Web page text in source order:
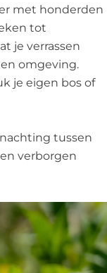
met honderden
tot
je verrassen
omgeving.
je eigen bos of
tussen
verborgen